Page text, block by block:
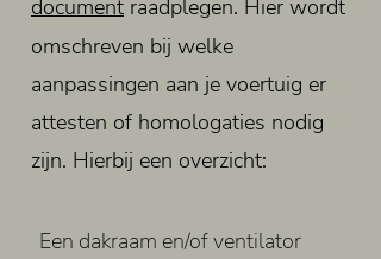
document raadplegen. Hier wordt
omschreven bij welke
aanpassingen aan je voertuig er
attesten of homologaties nodig
zijn. Hierbij een overzicht:
Een dakraam en/of ventilator